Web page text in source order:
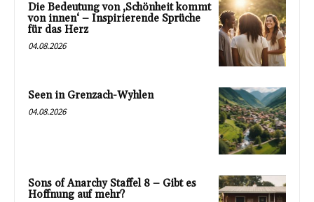
Die Bedeutung von ‚Schönheit kommt
von innen‘ – Inspirierende Sprüche
für das Herz
04.08.2026
Seen in Grenzach-Wyhlen
04.08.2026
Sons of Anarchy Staffel 8 – Gibt es
Hoffnung auf mehr?